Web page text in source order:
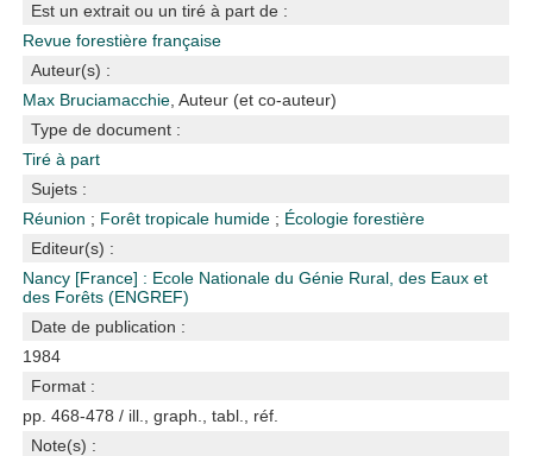
Est un extrait ou un tiré à part de :
Revue forestière française
Auteur(s) :
Max Bruciamacchie , Auteur (et co-auteur)
Type de document :
Tiré à part
Sujets :
Réunion ; Forêt tropicale humide ; Écologie forestière
Editeur(s) :
Nancy [France] : Ecole Nationale du Génie Rural, des Eaux et
des Forêts (ENGREF)
Date de publication :
1984
Format :
pp. 468-478 / ill., graph., tabl., réf.
Note(s) :